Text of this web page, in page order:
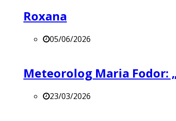
Roxana
05/06/2026
Meteorolog Maria Fodor:
23/03/2026